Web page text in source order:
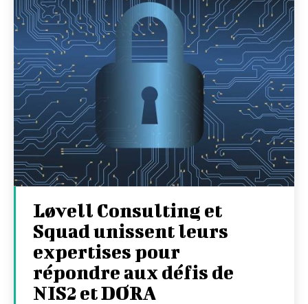
Løvell Consulting et
Squad unissent leurs
expertises pour
répondre aux défis de
NIS2 et DORA